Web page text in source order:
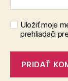
Uložiť moje
prehliadači